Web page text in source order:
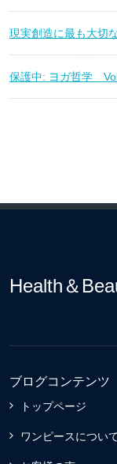
現実創造に最も大切
保護中: ヨガ哲学
Health＆
ブログコンテンツ
トップページ
ワンピースについ